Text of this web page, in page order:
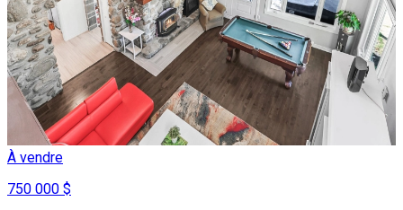
À vendre
750 000 $